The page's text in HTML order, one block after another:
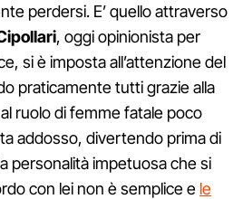
perdersi. E’ quello attraverso
, oggi opinionista per
si è imposta all’attenzione del
praticamente tutti grazie alla
ruolo di femme fatale poco
addosso, divertendo prima di
personalità impetuosa che si
con lei non è semplice e le